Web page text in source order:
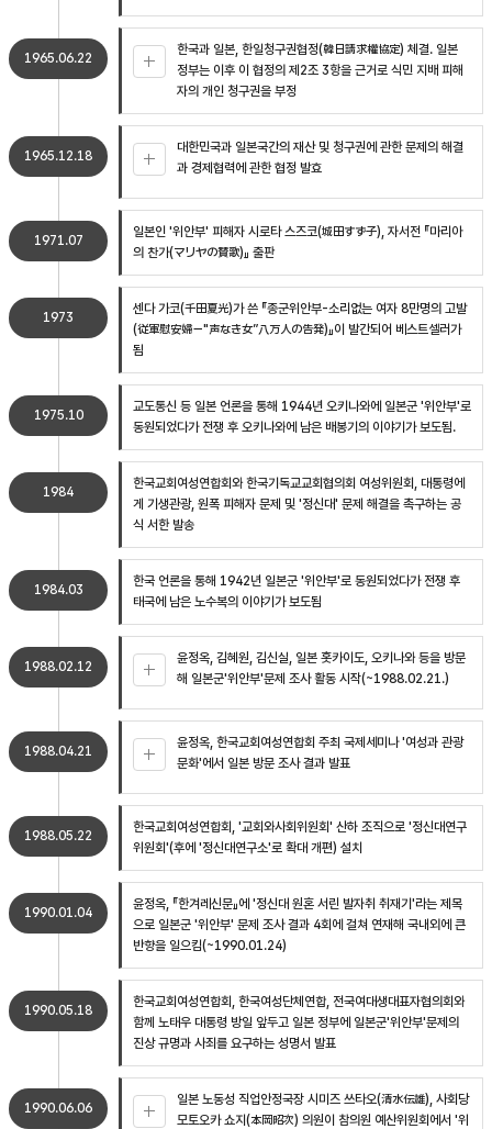
1965.06.22
한국과 일본, 한일청구권협정(韓日請求權協定) 체결. 일본
정부는 이후 이 협정의 제2조 3항을 근거로 식민 지배 피해
자의 개인 청구권을 부정
1965.12.18
대한민국과 일본국간의 재산 및 청구권에 관한 문제의 해결
과 경제협력에 관한 협정 발효
1971.07
일본인 '위안부' 피해자 시로타 스즈코(城田すず子), 자서전 『마리아
의 찬가(マリヤの賛歌)』 출판
1973
센다 가코(千田夏光)가 쓴 『종군위안부-소리없는 여자 8만명의 고발
(従軍慰安婦－"声なき女”八万人の告発)』이 발간되어 베스트셀러가
됨
1975.10
교도통신 등 일본 언론을 통해 1944년 오키나와에 일본군 '위안부'로
동원되었다가 전쟁 후 오키나와에 남은 배봉기의 이야기가 보도됨.
1984
한국교회여성연합회와 한국기독교교회협의회 여성위원회, 대통령에
게 기생관광, 원폭 피해자 문제 및 '정신대' 문제 해결을 촉구하는 공
식 서한 발송
1984.03
한국 언론을 통해 1942년 일본군 '위안부'로 동원되었다가 전쟁 후
태국에 남은 노수복의 이야기가 보도됨
1988.02.12
윤정옥, 김혜원, 김신실, 일본 홋카이도, 오키나와 등을 방문
해 일본군'위안부'문제 조사 활동 시작(~1988.02.21.)
1988.04.21
윤정옥, 한국교회여성연합회 주최 국제세미나 '여성과 관광
문화'에서 일본 방문 조사 결과 발표
1988.05.22
한국교회여성연합회, '교회와사회위원회' 산하 조직으로 '정신대연구
위원회'(후에 '정신대연구소'로 확대 개편) 설치
1990.01.04
윤정옥, 『한겨레신문』에 '정신대 원혼 서린 발자취 취재기'라는 제목
으로 일본군 '위안부' 문제 조사 결과 4회에 걸쳐 연재해 국내외에 큰
반향을 일으킴(~1990.01.24)
1990.05.18
한국교회여성연합회, 한국여성단체연합, 전국여대생대표자협의회와
함께 노태우 대통령 방일 앞두고 일본 정부에 일본군'위안부'문제의
진상 규명과 사죄를 요구하는 성명서 발표
1990.06.06
일본 노동성 직업안정국장 시미즈 쓰타오(清水伝雄), 사회당
모토오카 쇼지(本岡昭次) 의원이 참의원 예산위원회에서 '위